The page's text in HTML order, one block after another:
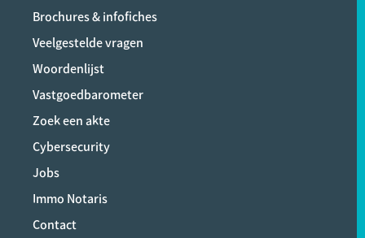
Brochures & infofiches
Veelgestelde vragen
Woordenlijst
Vastgoedbarometer
Zoek een akte
Cybersecurity
Jobs
Immo Notaris
Contact